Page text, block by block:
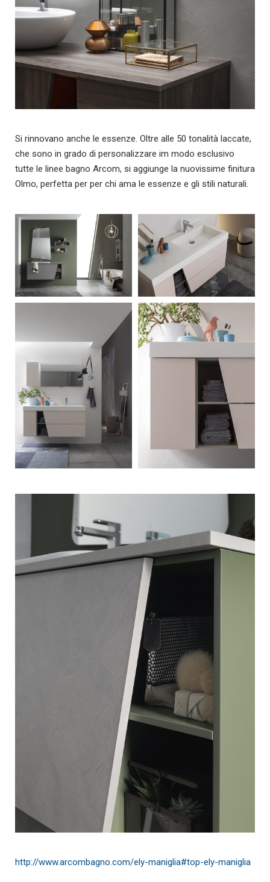
Si rinnovano anche le essenze. Oltre alle 50 tonalità laccate,
che sono in grado di personalizzare im modo esclusivo
tutte le linee bagno Arcom, si aggiunge la nuovissime finitura
Olmo, perfetta per per chi ama le essenze e gli stili naturali.
http://www.arcombagno.com/ely-maniglia#top-ely-maniglia